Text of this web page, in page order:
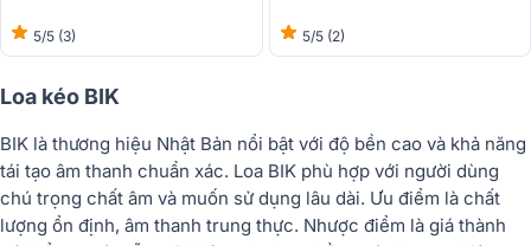
5/5 (3) 5/5 (2)
Loa kéo BIK
BIK là thương hiệu Nhật Bản nổi bật với độ bền cao và khả năng
tái tạo âm thanh chuẩn xác. Loa BIK phù hợp với người dùng
chú trọng chất âm và muốn sử dụng lâu dài. Ưu điểm là chất
lượng ổn định, âm thanh trung thực. Nhược điểm là giá thành